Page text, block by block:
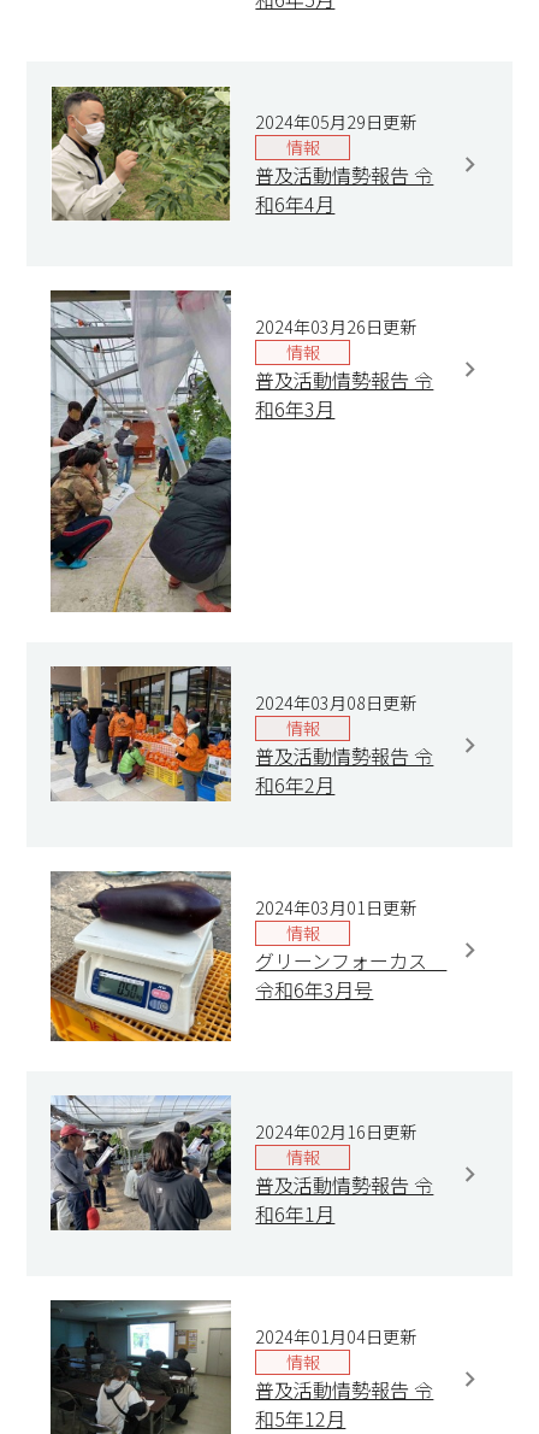
2024年05月29日更新
情報
普及活動情勢報告 令
和6年4月
2024年03月26日更新
情報
普及活動情勢報告 令
和6年3月
2024年03月08日更新
情報
普及活動情勢報告 令
和6年2月
2024年03月01日更新
情報
グリーンフォーカス
令和6年3月号
2024年02月16日更新
情報
普及活動情勢報告 令
和6年1月
2024年01月04日更新
情報
普及活動情勢報告 令
和5年12月